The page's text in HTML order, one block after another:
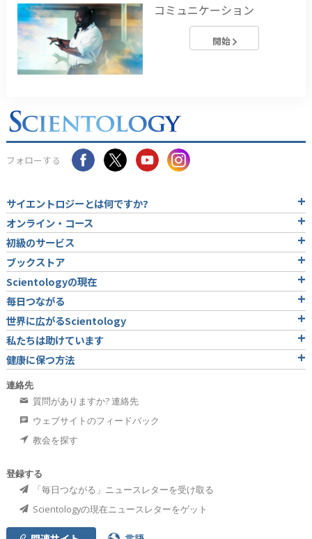
コミュニケーション
開始
フォローする
サイエントロジーとは何ですか?
オンライン・コース
初級のサービス
ブックストア
Scientologyの現在
毎日つながる
世界に広がるScientology
私たちは助けています
健康に保つ方法
連絡先
質問がありますか? 連絡先
ウェブサイトのフィードバック
教会を探す
登録する
「毎日つながる」ニュースレターを受け取る
Scientologyの現在ニュースレターをゲット